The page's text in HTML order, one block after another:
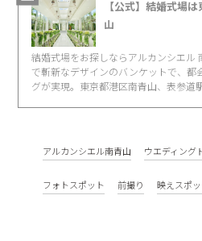
【公式】結婚式場
山
結婚式場をお探しならアルカンシエル
で斬新なデザインのバンケットで、都
グが実現。東京都港区南青山、表参道
アルカンシエル南青山 ウエディング
フォトスポット 前撮り 映えスポッ